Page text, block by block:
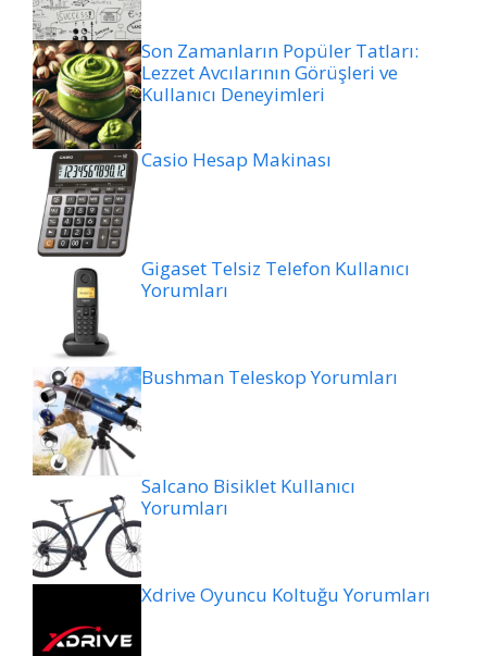
Son Zamanların Popüler Tatları:
Lezzet Avcılarının Görüşleri ve
Kullanıcı Deneyimleri
Casio Hesap Makinası
Gigaset Telsiz Telefon Kullanıcı
Yorumları
Bushman Teleskop Yorumları
Salcano Bisiklet Kullanıcı
Yorumları
Xdrive Oyuncu Koltuğu Yorumları